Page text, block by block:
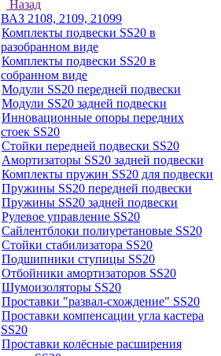
Назад
ВАЗ 2108, 2109, 21099
Комплекты подвески SS20 в
разобранном виде
Комплекты подвески SS20 в
собранном виде
Модули SS20 передней подвески
Модули SS20 задней подвески
Инновационные опоры передних
стоек SS20
Стойки передней подвески SS20
Амортизаторы SS20 задней подвески
Комплекты пружин SS20 для подвески
Пружины SS20 передней подвески
Пружины SS20 задней подвески
Рулевое управление SS20
Сайлентблоки полиуретановые SS20
Стойки стабилизатора SS20
Подшипники ступицы SS20
Отбойники амортизаторов SS20
Шумоизоляторы SS20
Проставки "развал-схождение" SS20
Проставки компенсации угла кастера
SS20
Проставки колёсные расширения